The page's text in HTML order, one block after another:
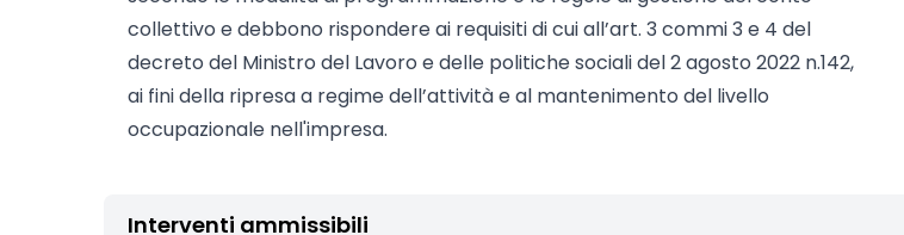
collettivo e debbono rispondere ai requisiti di cui all’art. 3 commi 3 e 4 del
decreto del Ministro del Lavoro e delle politiche sociali del 2 agosto 2022 n.142,
ai fini della ripresa a regime dell’attività e al mantenimento del livello
occupazionale nell'impresa.
Interventi ammissibili